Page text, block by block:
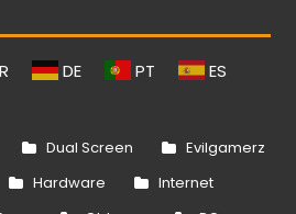
DE PT ES
Dual Screen
Evilgamerz
Hardware
Internet